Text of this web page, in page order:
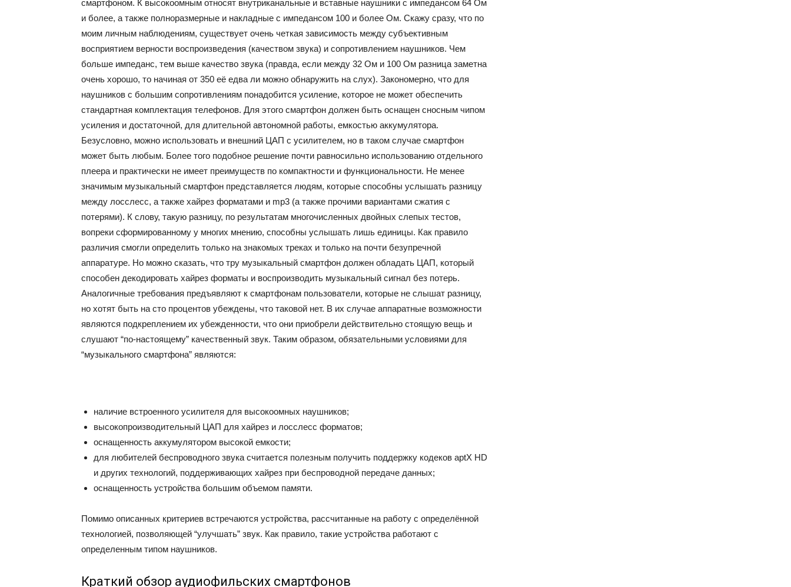
смартфоном. К высокоомным относят внутриканальные и вставные наушники с импедансом 64 Ом
и более, а также полноразмерные и накладные с импедансом 100 и более Ом. Скажу сразу, что по
моим личным наблюдениям, существует очень четкая зависимость между субъективным
восприятием верности воспроизведения (качеством звука) и сопротивлением наушников. Чем
больше импеданс, тем выше качество звука (правда, если между 32 Ом и 100 Ом разница заметна
очень хорошо, то начиная от 350 её едва ли можно обнаружить на слух). Закономерно, что для
наушников с большим сопротивлениям понадобится усиление, которое не может обеспечить
стандартная комплектация телефонов. Для этого смартфон должен быть оснащен сносным чипом
усиления и достаточной, для длительной автономной работы, емкостью аккумулятора.
Безусловно, можно использовать и внешний ЦАП с усилителем, но в таком случае смартфон
может быть любым. Более того подобное решение почти равносильно использованию отдельного
плеера и практически не имеет преимуществ по компактности и функциональности. Не менее
значимым музыкальный смартфон представляется людям, которые способны услышать разницу
между лосслесс, а также хайрез форматами и mp3 (а также прочими вариантами сжатия с
потерями). К слову, такую разницу, по результатам многочисленных двойных слепых тестов,
вопреки сформированному у многих мнению, способны услышать лишь единицы. Как правило
различия смогли определить только на знакомых треках и только на почти безупречной
аппаратуре. Но можно сказать, что тру музыкальный смартфон должен обладать ЦАП, который
способен декодировать хайрез форматы и воспроизводить музыкальный сигнал без потерь.
Аналогичные требования предъявляют к смартфонам пользователи, которые не слышат разницу,
но хотят быть на сто процентов убеждены, что таковой нет. В их случае аппаратные возможности
являются подкреплением их убежденности, что они приобрели действительно стоящую вещь и
слушают “по-настоящему” качественный звук. Таким образом, обязательными условиями для
“музыкального смартфона” являются:
наличие встроенного усилителя для высокоомных наушников;
высокопроизводительный ЦАП для хайрез и лосслесс форматов;
оснащенность аккумулятором высокой емкости;
для любителей беспроводного звука считается полезным получить поддержку кодеков aptX HD
и других технологий, поддерживающих хайрез при беспроводной передаче данных;
оснащенность устройства большим объемом памяти.
Помимо описанных критериев встречаются устройства, рассчитанные на работу с определённой
технологией, позволяющей “улучшать” звук. Как правило, такие устройства работают с
определенным типом наушников.
Краткий обзор аудиофильских смартфонов